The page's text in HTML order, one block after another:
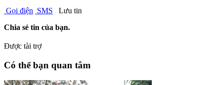
Gọi điện SMS
Lưu tin
Chia sẻ tin của bạn.
Được tài trợ
Có thể bạn quan tâm